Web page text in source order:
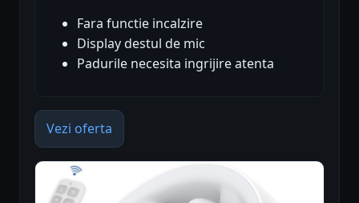
Fara functie incalzire
Display destul de mic
Padurile necesita ingrijire atenta
Vezi oferta